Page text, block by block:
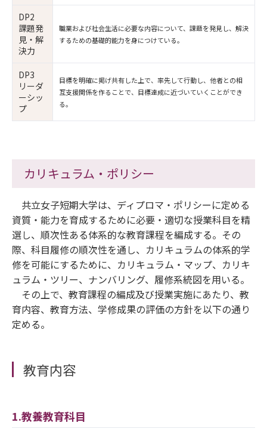
DP2
課題発
見・解
決力
職業および社会生活に必要な内容について、課題を発見し、解決
するための基礎的能力を身につけている。
DP3
リーダ
ーシッ
プ
目標を明確に掲げ共有した上で、率先して行動し、他者との相
互支援関係を作ることで、目標達成に近づいていくことができ
る。
カリキュラム・ポリシー
共立女子短期大学は、ディプロマ・ポリシーに定める
資質・能力を育成するために必要・適切な授業科目を精
選し、順次性ある体系的な教育課程を編成する。その
際、科目履修の順次性を通し、カリキュラムの体系的学
修を可能にするために、カリキュラム・マップ、カリキ
ュラム・ツリー、ナンバリング、履修系統図を用いる。
その上で、教育課程の編成及び授業実施にあたり、教
育内容、教育方法、学修成果の評価の方針を以下の通り
定める。
教育内容
1.教養教育科目